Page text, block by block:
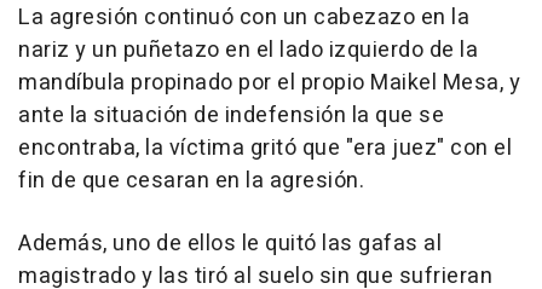
La agresión continuó con un cabezazo en la
nariz y un puñetazo en el lado izquierdo de la
mandíbula propinado por el propio Maikel Mesa, y
ante la situación de indefensión la que se
encontraba, la víctima gritó que "era juez" con el
fin de que cesaran en la agresión.
Además, uno de ellos le quitó las gafas al
magistrado y las tiró al suelo sin que sufrieran